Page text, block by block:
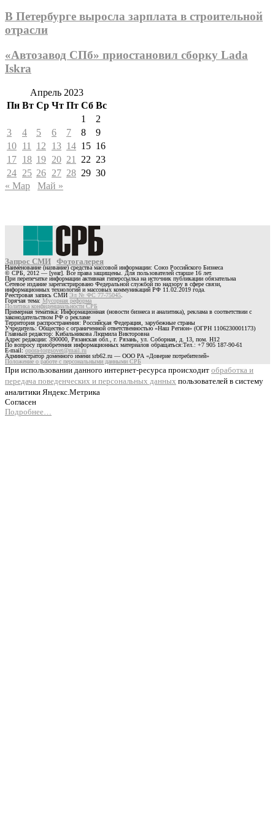
В Петербурге выросла зарплата в строительной
отрасли
«Автозавод СПб» приостановил сборку Lada
Iskra
Апрель 2023
Пн Вт Ср Чт Пт Сб Вс
1
2
3
4 5 6 7 8
9
10 11 12 13 14 15 16
17 18 19 20 21 22 23
24 25 26 27 28 29 30
« Мар
Май »
Запрос СМИ Фотогалерея
Наименование (название) средства массовой информации: Союз Российского Бизнеса
© СРБ, 2012 — [year]. Все права защищены. Для пользователей старше 16 лет.
При перепечатке информации активная гиперссылка на источник публикации обязательна
Сетевое издание зарегистрировано Федеральной службой по надзору в сфере связи,
информационных технологий и массовых коммуникаций РФ 11.02.2019 года.
Реестровая запись СМИ Эл № ФС 77-75045
Горячая тема: Мусорная реформа
Политика конфиденциальности СРБ
Примерная тематика: Информационная (новости бизнеса и аналитика), реклама в соответствии с
законодательством РФ о рекламе
Территория распространения: Российская Федерация, зарубежные страны
Учредитель: Общество с ограниченной ответственностью «Наш Регион» (ОГРН 1106230001173)
Главный редактор: Кибальникова Людмила Викторовна
Адрес редакции: 390000, Рязанская обл., г. Рязань, ул. Соборная, д. 13, пом. Н12
По вопросу приобретения информационных материалов обращаться:Тел.: +7 905 187-90-61
E-mail:opora-torgsovet@mail.ru
Администратор доменного имени srb62.ru — ООО РА «Доверие потребителей»
Положение о работе с персональными данными СРБ
При использовании данного интернет-ресурса происходит обработка и
передача поведенческих и персональных данных пользователей в систему
аналитики Яндекс.Метрика
Согласен
Подробнее…